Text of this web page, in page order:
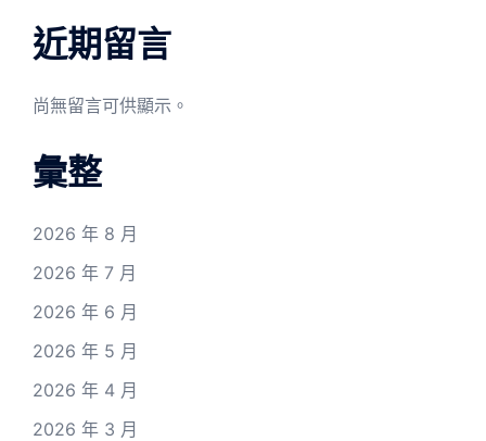
近期留言
尚無留言可供顯示。
彙整
2026 年 8 月
2026 年 7 月
2026 年 6 月
2026 年 5 月
2026 年 4 月
2026 年 3 月